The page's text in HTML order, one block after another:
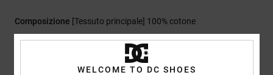
Composizione [Tessuto principale] 100% cotone
Spedizioni e ResiWELCOME TO DC SHOES